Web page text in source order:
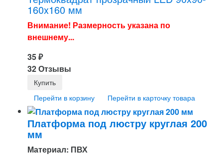
160x160 мм
Внимание! Размерность указана по
внешнему...
35₽
32 Отзывы
Перейти в корзину Перейти в карточку товара
Платформа под люстру круглая 200
мм
Материал: ПВХ